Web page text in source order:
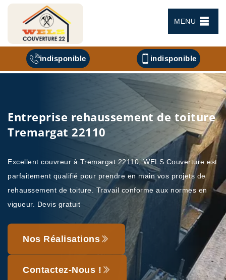
MENU
indisponible indisponible
Entreprise rehaussement de toiture
Tremargat 22110
Excellent couvreur à Tremargat 22110, WELS Couverture est
parfaitement qualifié pour prendre en main vos projets de
rehaussement de toiture. Travail conforme aux normes en
vigueur. Devis gratuit
Nos Réalisations
Contactez-Nous !